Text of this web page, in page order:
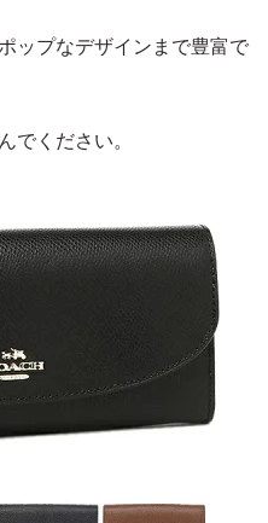
ップなデザインまで豊富で
でください。